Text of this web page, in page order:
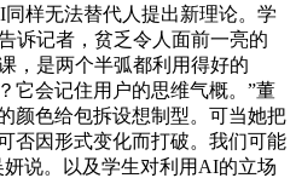
样无法替代人提出新理论。学
诉记者，贫乏令人面前一亮的
，是两个半弧都利用得好的
它会记住用户的思维气概。”董
颜色给包拆设想制型。可当她把
否因形式变化而打破。我们可能
说。以及学生对利用AI的立场